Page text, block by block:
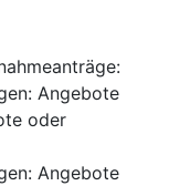
:
: Angebote
oder
: Angebote